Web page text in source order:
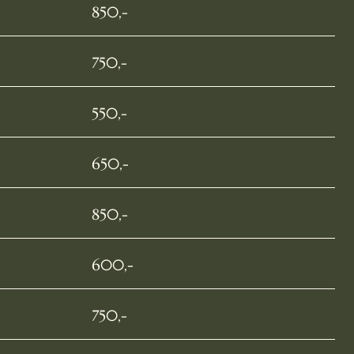
850,-
750,-
550,-
650,-
850,-
600,-
750,-